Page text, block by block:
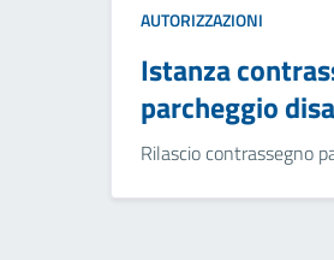
AUTORIZZAZIONI
Istanza
parcheggio
Rilascio contrassegno